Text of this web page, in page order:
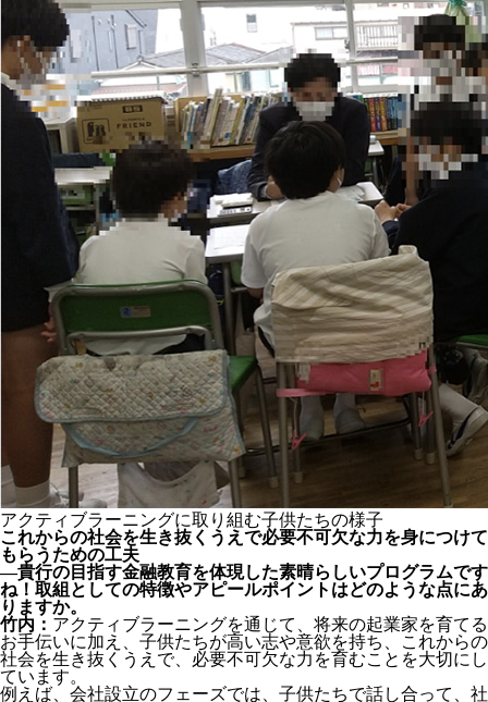
アクティブラーニングに取り組む子供たちの様子
これからの社会を生き抜くうえで必要不可欠な力を身につけて
もらうための工夫
―貴行の目指す金融教育を体現した素晴らしいプログラムです
ね！取組としての特徴やアピールポイントはどのような点にあ
りますか。
竹内： アクティブラーニングを通じて、将来の起業家を育てる
お手伝いに加え、子供たちが高い志や意欲を持ち、これからの
社会を生き抜くうえで、必要不可欠な力を育むことを大切にし
ています。
例えば、会社設立のフェーズでは、子供たちで話し合って、社